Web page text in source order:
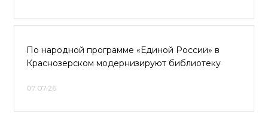
По народной программе «Единой России» в
Краснозерском модернизируют библиотеку
07.07.26